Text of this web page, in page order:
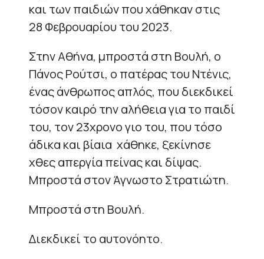
και των παιδιών που χάθηκαν στις
28 Φεβρουαρίου του 2023.
Στην Αθήνα, μπροστά στη Βουλή, ο
Πάνος Ρούτσι, ο πατέρας του Ντένις,
ένας άνθρωπος απλός, που διεκδικεί
τόσον καιρό την αλήθεια για το παιδί
του, τον 23χρονο γιο του, που τόσο
άδικα και βίαια χάθηκε, ξεκίνησε
χθες απεργία πείνας και δίψας.
Μπροστά στον Άγνωστο Στρατιώτη.
Μπροστά στη Βουλή.
Διεκδικεί το αυτονόητο.